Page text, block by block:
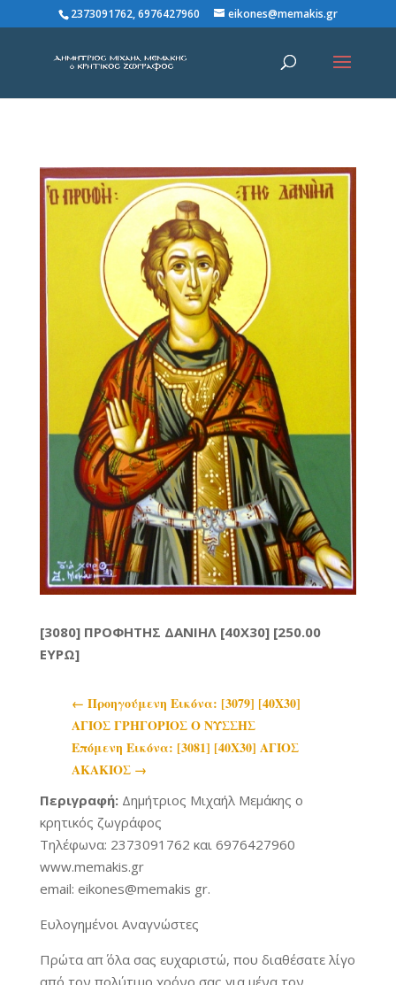
2373091762, 6976427960 eikones@memakis.gr
[3080] ΠΡΟΦΗΤΗΣ ΔΑΝΙΗΛ [40X30] [250.00
ΕΥΡΩ]
← Προηγoύμενη Εικόνα: [3079] [40Χ30]
ΑΓΙΟΣ ΓΡΗΓΟΡΙΟΣ Ο ΝΥΣΣΗΣ
Επόμενη Εικόνα: [3081] [40Χ30] ΑΓΙΟΣ
ΑΚΑΚΙΟΣ→
Περιγραφή:Δημήτριος Μιχαήλ Μεμάκης ο
κρητικός ζωγράφος
Τηλέφωνα: 2373091762 και 6976427960
www.memakis.gr
email: eikones@memakis gr.
Ευλογημένοι Αναγνώστες
Πρώτα απ΄ όλα σας ευχαριστώ, που διαθέσατε λίγο